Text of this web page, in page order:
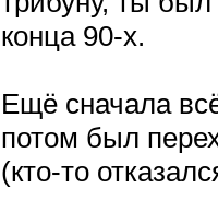
конца 90-х.
Ещё сначала
потом был
(кто-то